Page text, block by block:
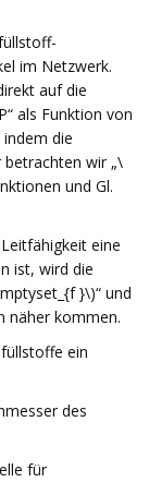
im Netzwerk.
auf die
als Funktion von
die
betrachten wir „\
und Gl.
eine
ist, wird die
}\)“ und
näher kommen.
ein
des
für